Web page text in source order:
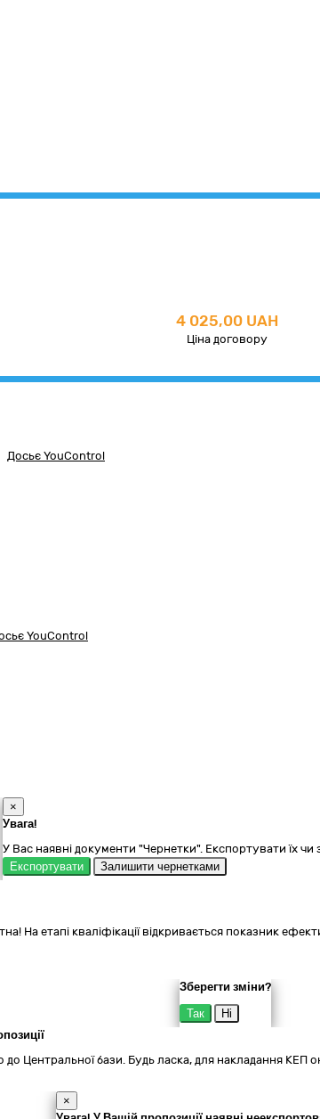
4 025,00 UAH
Ціна договору
Досьє YouControl
YouControl
×
Увага!
У Вас наявні документи "Чернетки". Експортувати їх
Експортувати
Залишити чернетками
На етапі кваліфікації відкривається показник
Зберегти зміни?
Так
Ні
Центральної бази. Будь ласка, для накладання КЕП
×